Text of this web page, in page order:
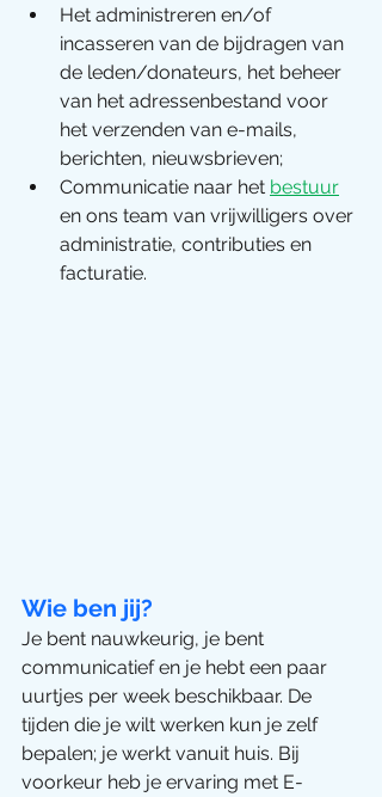
Het administreren en/of
incasseren van de bijdragen van
de leden/donateurs, het beheer
van het adressenbestand voor
het verzenden van e-mails,
berichten, nieuwsbrieven;
Communicatie naar het bestuur
en ons team van vrijwilligers over
administratie, contributies en
facturatie.
Wie ben jij?
Je bent nauwkeurig, je bent
communicatief en je hebt een paar
uurtjes per week beschikbaar. De
tijden die je wilt werken kun je zelf
bepalen; je werkt vanuit huis. Bij
voorkeur heb je ervaring met E-